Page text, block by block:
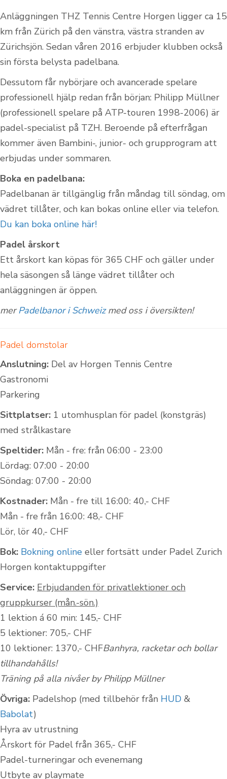
Anläggningen THZ Tennis Centre Horgen ligger ca 15
km från Zürich på den vänstra, västra stranden av
Zürichsjön. Sedan våren 2016 erbjuder klubben också
sin första belysta padelbana.
Dessutom får nybörjare och avancerade spelare
professionell hjälp redan från början: Philipp Müllner
(professionell spelare på ATP-touren 1998-2006) är
padel-specialist på TZH. Beroende på efterfrågan
kommer även Bambini-, junior- och grupprogram att
erbjudas under sommaren.
Boka en padelbana:
Padelbanan är tillgänglig från måndag till söndag, om
vädret tillåter, och kan bokas online eller via telefon.
Du kan boka online här!
Padel årskort
Ett årskort kan köpas för 365 CHF och gäller under
hela säsongen så länge vädret tillåter och
anläggningen är öppen.
merPadelbanor i Schweizmed oss i översikten!
Padel domstolar
Anslutning: Del av Horgen Tennis Centre
Gastronomi
Parkering
Sittplatser: 1 utomhusplan för padel (konstgräs)
med strålkastare
Speltider: Mån - fre: från 06:00 - 23:00
Lördag: 07:00 - 20:00
Söndag: 07:00 - 20:00
Kostnader: Mån - fre till 16:00: 40,- CHF
Mån - fre från 16:00: 48,- CHF
Lör, lör 40,- CHF
Bok: Bokning online eller fortsätt under Padel Zurich
Horgen kontaktuppgifter
Service: Erbjudanden för privatlektioner och
gruppkurser (mån.-sön.)
1 lektion á 60 min: 145,- CHF
5 lektioner: 705,- CHF
10 lektioner: 1370,- CHFBanhyra, racketar och bollar
tillhandahålls!
Träning på alla nivåer by Philipp Müllner
Övriga: Padelshop (med tillbehör från HUD &
Babolat)
Hyra av utrustning
Årskort för Padel från 365,- CHF
Padel-turneringar och evenemang
Utbyte av playmate